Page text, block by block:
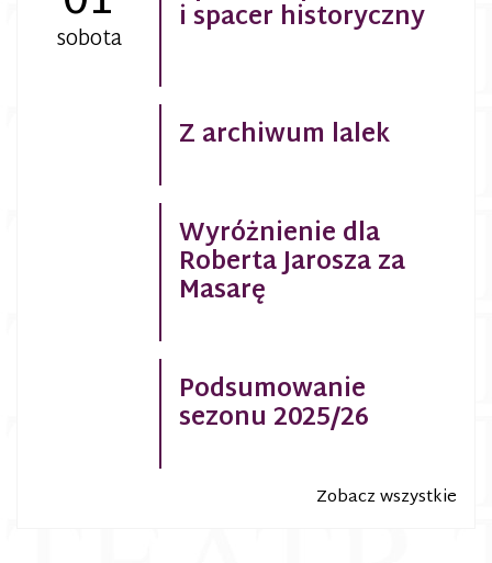
sobota i spacer historyczny
Z archiwum lalek
Wyróżnienie dla
Roberta Jarosza za
Masarę
Podsumowanie
sezonu 2025/26
Zobacz wszystkie